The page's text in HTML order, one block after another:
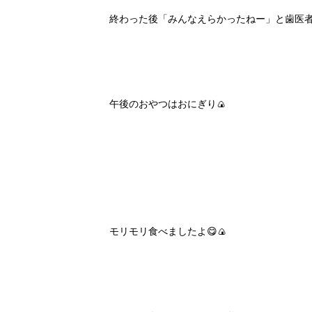
終わった後「みんなえらかったねー」と歯医
午後のおやつはおにぎり🍙
モリモリ食べましたよ😋🍙